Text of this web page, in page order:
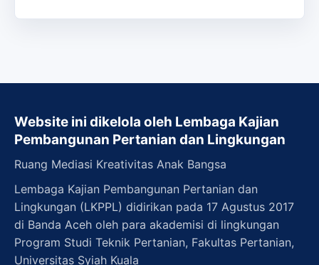
Website ini dikelola oleh Lembaga Kajian
Pembangunan Pertanian dan Lingkungan
Ruang Mediasi Kreativitas Anak Bangsa
Lembaga Kajian Pembangunan Pertanian dan
Lingkungan (LKPPL) didirikan pada 17 Agustus 2017
di Banda Aceh oleh para akademisi di lingkungan
Program Studi Teknik Pertanian, Fakultas Pertanian,
Universitas Syiah Kuala